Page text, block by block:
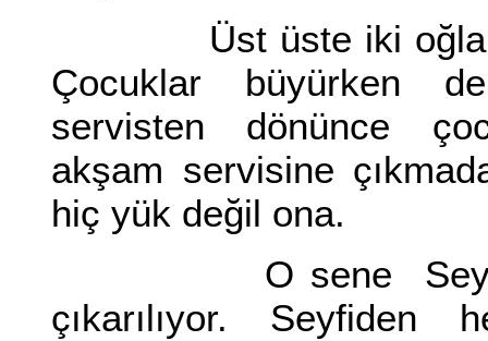
Üst üste iki oğlan
Çocuklar büyürken
servisten dönünce
akşam servisine
hiç yük değil ona.
O sene Seyfi
çıkarılıyor.